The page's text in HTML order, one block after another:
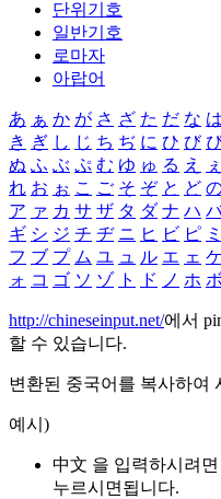
단위기호
일반기호
로마자
아랍어
あ ぁ か が さ ざ た だ な は
き ぎ し じ ち ぢ に ひ び
ぬ ふ ぶ ぷ む ゆ ゅ る え ぇ
れ お ぉ こ ご そ ぞ と ど
ア ァ カ サ ザ タ ダ ナ ハ
ギ シ ジ チ ヂ ニ ヒ ビ ピ ミ
フ ブ プ ム ユ ュ ル エ ェ ケ
ォ コ ゴ ソ ゾ ト ド ノ ホ ボ
http://chineseinput.net/에서
할 수 있습니다.
변환된 중국어를 복사하여
예시)
中文 을 입력하시려면
누르시면됩니다.